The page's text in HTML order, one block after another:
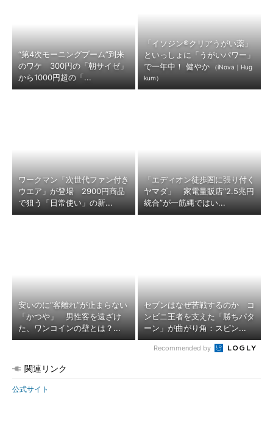
“第4次モーニングブーム”到来
のワケ 300円の「朝サイゼ」
から1000円超の「...
「イソジン®クリアうがい薬」
といっしょに「うがいパワー」
で一年中！ 健やか
（iNova｜Hug
kum）
ワークマン「次世代ファン付き
ウエア」が登場 2900円商品
で狙う「日常使い」の新...
「エディオン徒歩圏に張り付く
ヤマダ」 家電量販店“2.5兆円
統合”が一筋縄ではい...
安いのに“客離れ”が止まらない
「かつや」 男性客を遠ざけ
た、ワンコインの壁とは？...
セブンはなぜ苦戦するのか コ
ンビニ王者を支えた「勝ちパタ
ーン」が曲がり角：スピン...
Recommended by
関連リンク
公式サイト